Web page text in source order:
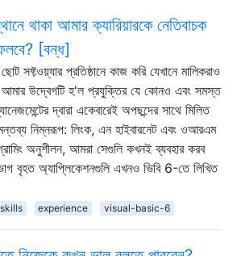
থাকা আমার ক্যারিয়ারকে নেতিবাচক
[বন্ধ]
সফ্টওয়্যার প্রতিষ্ঠানে কাজ করি যেখানে মালিকরাও
উদ্বেগটি হ'ল প্রযুক্তির যে কোনও এবং সমস্ত
দ্বারা একেবারেই অপছন্দের সাথে মিলিত
নিম্নরূপ: লিংক, এন হাইবারনেট এবং ওআরএম
অনুশীলন, আমরা সেগুলি কখনই ব্যবহার করব
বৃহত অ্যাপ্লিকেশনগুলি এখনও ভিবি 6-তে লিখিত
skills experience visual-basic-6